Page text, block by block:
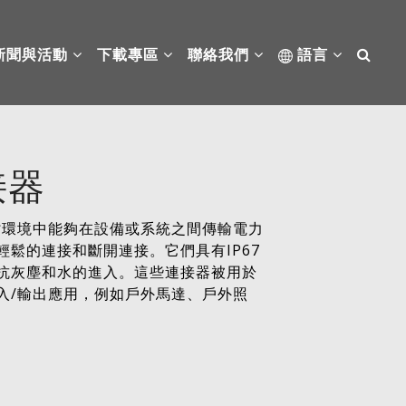
聞與活動 下載專區 聯絡我們 語言
境中能夠在設備或系統之間傳輸電力
鬆的連接和斷開連接。它們具有IP67
灰塵和水的進入。這些連接器被用於
/輸出應用，例如戶外馬達、戶外照